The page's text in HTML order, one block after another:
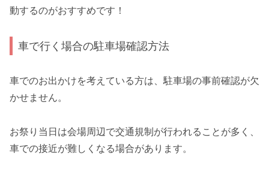
動するのがおすすめです！
車で行く場合の駐車場確認方法
車でのお出かけを考えている方は、駐車場の事前確認が欠
かせません。
お祭り当日は会場周辺で交通規制が行われることが多く、
車での接近が難しくなる場合があります。